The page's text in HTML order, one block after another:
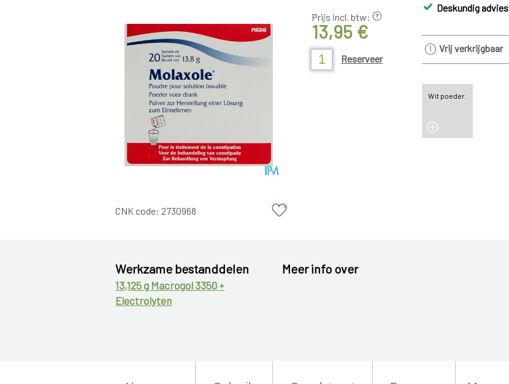
Prijs incl. btw:
13,95 €
Reserveer
CNK code: 2730968
Deskundig advies
Vrij verkrijgbaar
Wit poeder.
Werkzame bestanddelen
13,125 g Macrogol 3350 +
Electrolyten
Meer info over